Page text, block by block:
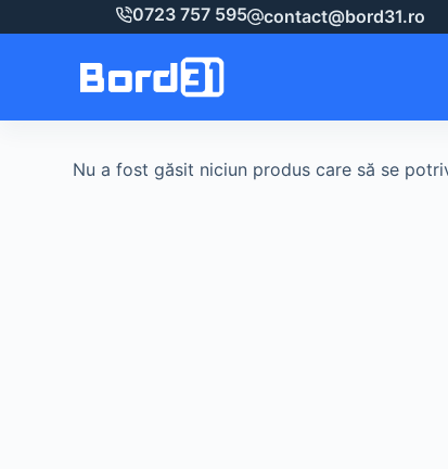
0723 757 595
contact@bord31.ro
Nu a fost găsit niciun produs care să se